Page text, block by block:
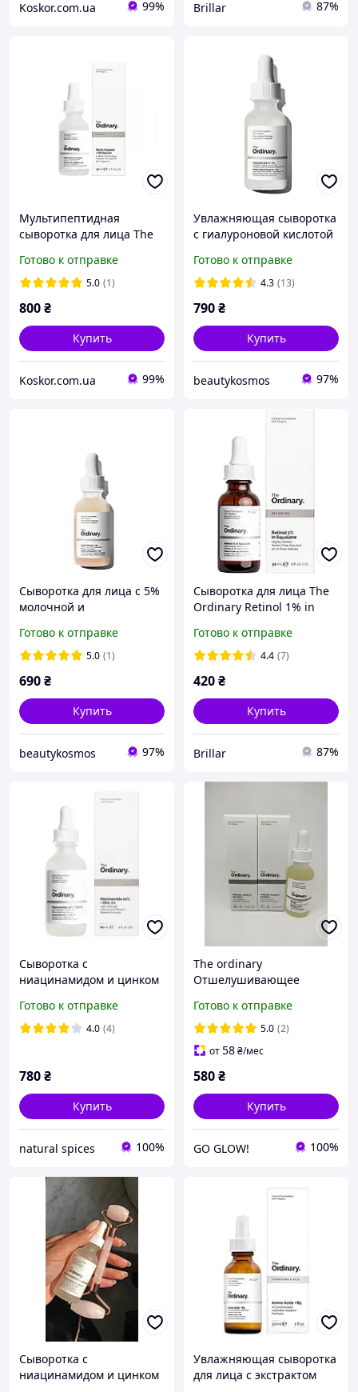
Koskor.com.ua 99% Brillar 87%
Мультипептидная
сыворотка для лица The
HA Serum 30 мл
Готово к отправке
5.0 (1)
800₴
Купить
Koskor.com.ua 99%
Увлажняющая сыворотка
с гиалуроновой кислотой
Ordinary Hyaluronic Acid
2% + B5 30 мл
Готово к отправке
4.3 (13)
790₴
Купить
beautykosmos 97%
Сыворотка для лица с 5%
молочной и
The Ordinary Lactic Acid
5% + HA, 30 мл
Готово к отправке
5.0 (1)
690₴
Купить
beautykosmos 97%
Сыворотка для лица The
Ordinary Retinol 1% in
Готово к отправке
4.4 (7)
420₴
Купить
Brillar 87%
Сыворотка с
ниацинамидом и цинком
Niacinamide 10% + Zinc
1% - 60 ml (оригинал)
Готово к отправке
4.0 (4)
780₴
Купить
natural spices 100%
The ordinary
Отшелушивающее
кожи salicylic acid 2%
solution
Готово к отправке
5.0 (2)
от58₴/мес
580₴
Купить
GO GLOW! 100%
Сыворотка с
ниацинамидом и цинком
Увлажняющая сыворотка
для лица с экстрактом